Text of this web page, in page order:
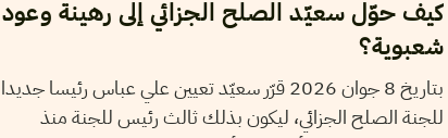
كيف حوّل سعيّد الصلح الجزائي إلى رهينة وعود
شعبوية؟
بتاريخ 8 جوان 2026 قرّر سعيّد تعيين علي عباس رئيسا جديدا
للجنة الصلح الجزائي، ليكون بذلك ثالث رئيس للجنة منذ